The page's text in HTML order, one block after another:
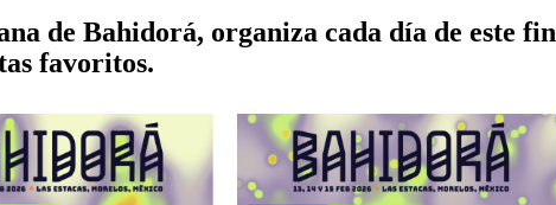
de Bahidorá, organiza cada día de este fin
favoritos.